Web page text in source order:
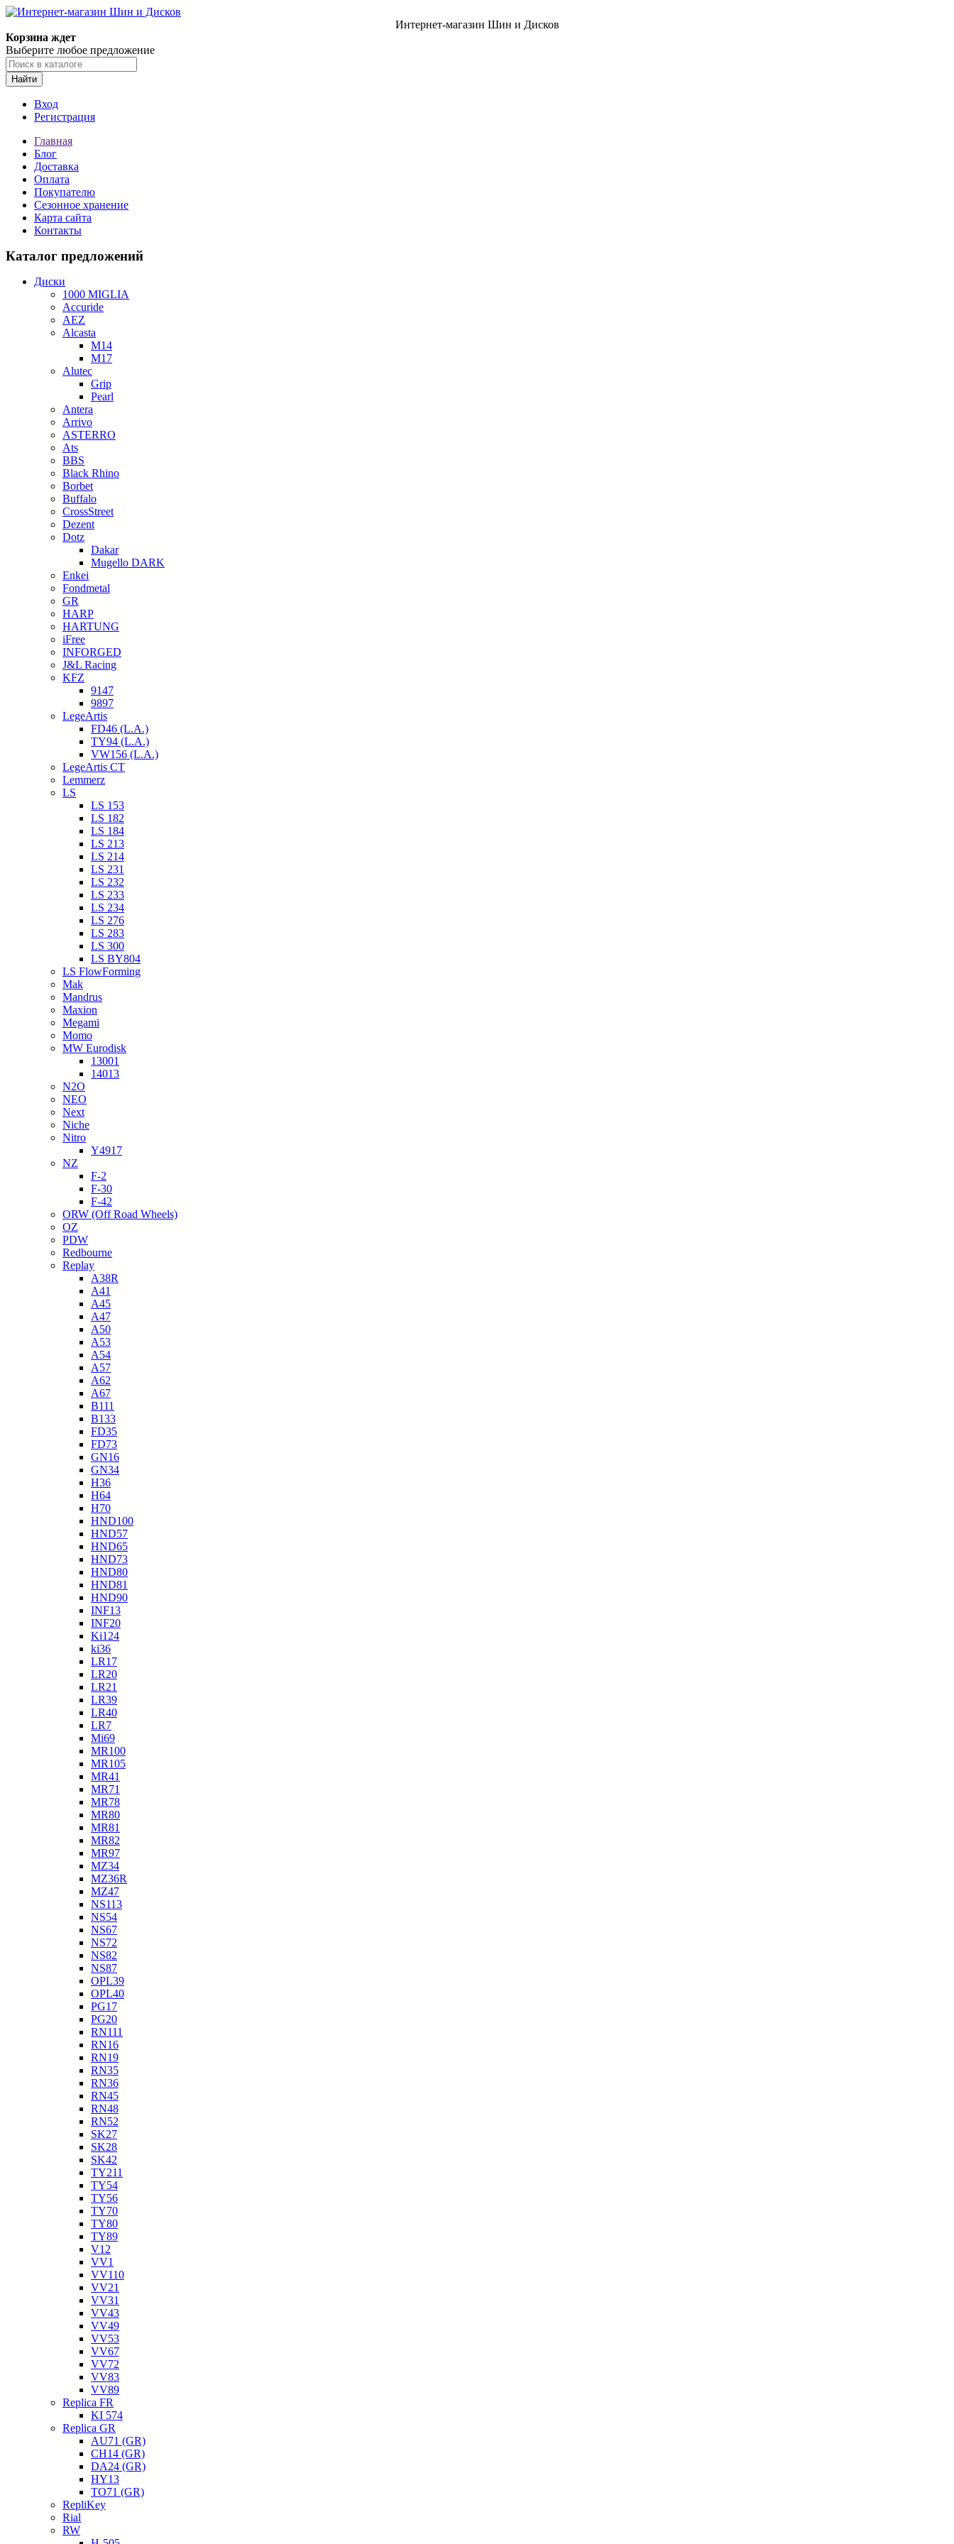
Интернет-магазин Шин и Дисков
Корзина ждет
Выберите любое предложение
Найти
Вход
Регистрация
Главная
Блог
Доставка
Оплата
Покупателю
Сезонное хранение
Карта сайта
Контакты
Каталог предложений
Диски
1000 MIGLIA
Accuride
AEZ
Alcasta
M14
M17
Alutec
Grip
Pearl
Antera
Arrivo
ASTERRO
Ats
BBS
Black Rhino
Borbet
Buffalo
CrossStreet
Dezent
Dotz
Dakar
Mugello DARK
Enkei
Fondmetal
GR
HARP
HARTUNG
iFree
INFORGED
J&L Racing
KFZ
9147
9897
LegeArtis
FD46 (L.A.)
TY94 (L.A.)
VW156 (L.A.)
LegeArtis CT
Lemmerz
LS
LS 153
LS 182
LS 184
LS 213
LS 214
LS 231
LS 232
LS 233
LS 234
LS 276
LS 283
LS 300
LS BY804
LS FlowForming
Mak
Mandrus
Maxion
Megami
Momo
MW Eurodisk
13001
14013
N2O
NEO
Next
Niche
Nitro
Y4917
NZ
F-2
F-30
F-42
ORW (Off Road Wheels)
OZ
PDW
Redbourne
Replay
A38R
A41
A45
A47
A50
A53
A54
A57
A62
A67
B111
B133
FD35
FD73
GN16
GN34
H36
H64
H70
HND100
HND57
HND65
HND73
HND80
HND81
HND90
INF13
INF20
Ki124
ki36
LR17
LR20
LR21
LR39
LR40
LR7
Mi69
MR100
MR105
MR41
MR71
MR78
MR80
MR81
MR82
MR97
MZ34
MZ36R
MZ47
NS113
NS54
NS67
NS72
NS82
NS87
OPL39
OPL40
PG17
PG20
RN111
RN16
RN19
RN35
RN36
RN45
RN48
RN52
SK27
SK28
SK42
TY211
TY54
TY56
TY70
TY80
TY89
V12
VV1
VV110
VV21
VV31
VV43
VV49
VV53
VV67
VV72
VV83
VV89
Replica FR
KI 574
Replica GR
AU71 (GR)
CH14 (GR)
DA24 (GR)
HY13
TO71 (GR)
RepliKey
Rial
RW